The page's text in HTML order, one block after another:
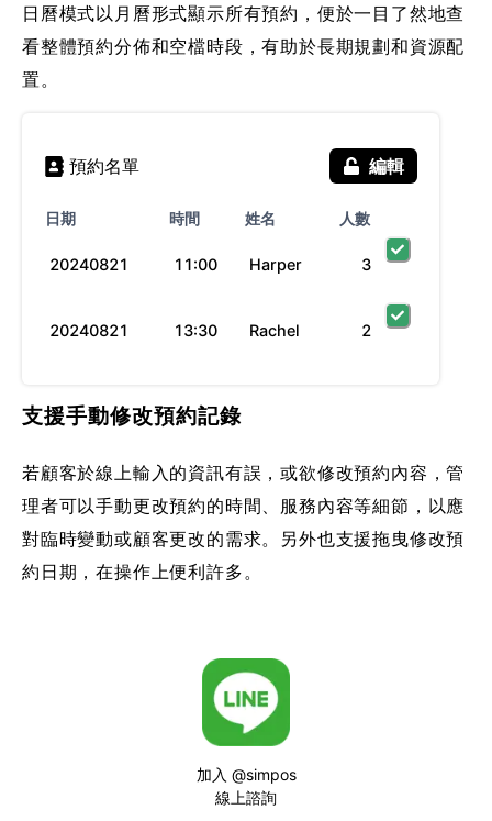
日曆模式以月曆形式顯示所有預約，便於一目了然地查
看整體預約分佈和空檔時段，有助於長期規劃和資源配
置。
預約名單 編輯
日期 時間 姓名 人數
20240821 11:00 Harper 3
20240821 13:30 Rachel 2
支援手動修改預約記錄
若顧客於線上輸入的資訊有誤，或欲修改預約內容，管
理者可以手動更改預約的時間、服務內容等細節，以應
對臨時變動或顧客更改的需求。另外也支援拖曳修改預
約日期，在操作上便利許多。
加入 @simpos
線上諮詢